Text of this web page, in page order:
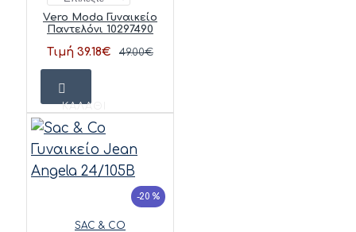
Vero Moda Γυναικείο
Παντελόνι 10297490
Τιμή 39.18€ 49.00€
ΚΑΛΆΘΙ
-20 %
SAC & CO